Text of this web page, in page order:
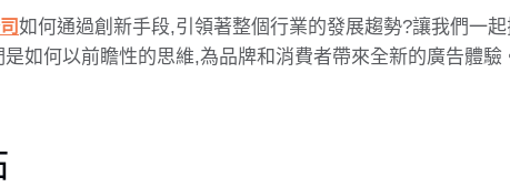
如何通過創新手段,引領著整個行業的發展趨勢?讓我們一
如何以前瞻性的思維,為品牌和消費者帶來全新的廣告體驗